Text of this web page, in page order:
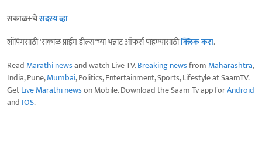
सकाळ+चेसदस्य व्हा
शॉपिंगसाठी 'सकाळ प्राईम डील्स'च्या भन्नाट ऑफर्स पाहण्यासाठीक्लिक करा.
Read Marathi newsand watch Live TV.Breaking newsfrom Maharashtra,
India, Pune,Mumbai, Politics, Entertainment, Sports, Lifestyle at SaamTV.
GetLive Marathi newson Mobile. Download the Saam Tv app forAndroid
and IOS.